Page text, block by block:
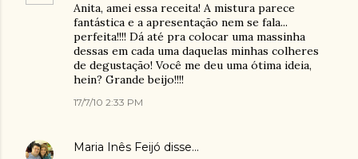
Anita, amei essa receita! A mistura parece
fantástica e a apresentação nem se fala...
perfeita!!!! Dá até pra colocar uma massinha
dessas em cada uma daquelas minhas colheres
de degustação! Você me deu uma ótima ideia,
hein? Grande beijo!!!!
17/7/10 2:33 PM
Maria Inês Feijó disse…